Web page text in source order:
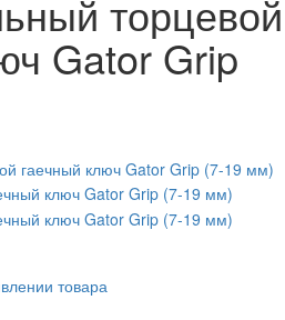
торцевой
Gator Grip
товара